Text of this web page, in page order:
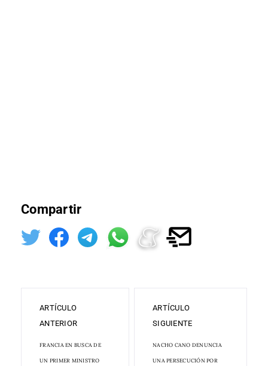
Compartir
ARTÍCULO
ANTERIOR
FRANCIA EN BUSCA DE
UN PRIMER MINISTRO
ARTÍCULO
SIGUIENTE
NACHO CANO DENUNCIA
UNA PERSECUCIÓN POR